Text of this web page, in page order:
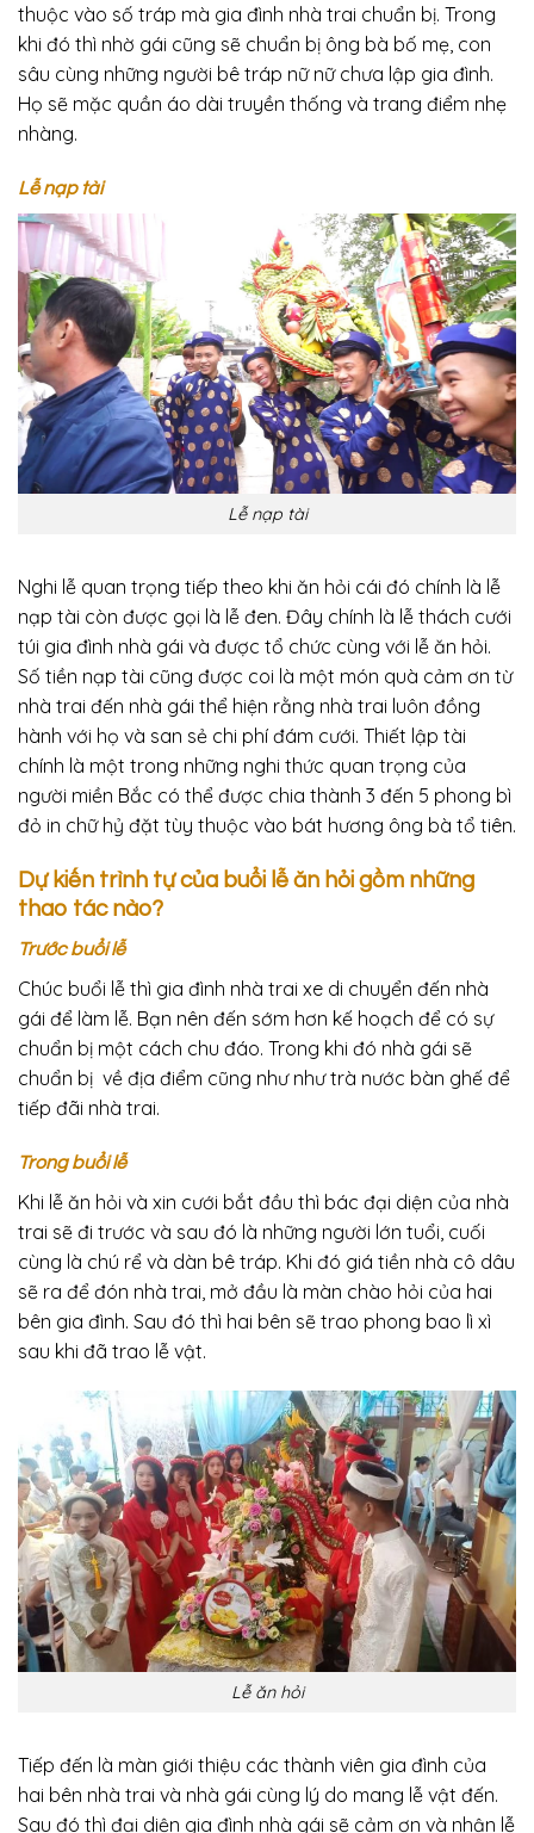
thuộc vào số tráp mà gia đình nhà trai chuẩn bị. Trong
khi đó thì nhờ gái cũng sẽ chuẩn bị ông bà bố mẹ, con
sâu cùng những người bê tráp nữ nữ chưa lập gia đình.
Họ sẽ mặc quần áo dài truyền thống và trang điểm nhẹ
nhàng.
Lễ nạp tài
Lễ nạp tài
Nghi lễ quan trọng tiếp theo khi ăn hỏi cái đó chính là lễ
nạp tài còn được gọi là lễ đen. Đây chính là lễ thách cưới
túi gia đình nhà gái và được tổ chức cùng với lễ ăn hỏi.
Số tiền nạp tài cũng được coi là một món quà cảm ơn từ
nhà trai đến nhà gái thể hiện rằng nhà trai luôn đồng
hành với họ và san sẻ chi phí đám cưới. Thiết lập tài
chính là một trong những nghi thức quan trọng của
người miền Bắc có thể được chia thành 3 đến 5 phong bì
đỏ in chữ hỷ đặt tùy thuộc vào bát hương ông bà tổ tiên.
Dự kiến trình tự của buổi lễ ăn hỏi gồm những
thao tác nào?
Trước buổi lễ
Chúc buổi lễ thì gia đình nhà trai xe di chuyển đến nhà
gái để làm lễ. Bạn nên đến sớm hơn kế hoạch để có sự
chuẩn bị một cách chu đáo. Trong khi đó nhà gái sẽ
chuẩn bị về địa điểm cũng như như trà nước bàn ghế để
tiếp đãi nhà trai.
Trong buổi lễ
Khi lễ ăn hỏi và xin cưới bắt đầu thì bác đại diện của nhà
trai sẽ đi trước và sau đó là những người lớn tuổi, cuối
cùng là chú rể và dàn bê tráp. Khi đó giá tiền nhà cô dâu
sẽ ra để đón nhà trai, mở đầu là màn chào hỏi của hai
bên gia đình. Sau đó thì hai bên sẽ trao phong bao lì xì
sau khi đã trao lễ vật.
Lễ ăn hỏi
Tiếp đến là màn giới thiệu các thành viên gia đình của
hai bên nhà trai và nhà gái cùng lý do mang lễ vật đến.
Sau đó thì đại diện gia đình nhà gái sẽ cảm ơn và nhận lễ